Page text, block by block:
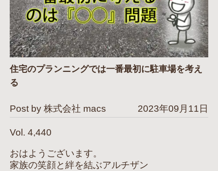
住宅のプランニングでは一番最初に駐車場を考え
る
Post by 株式会社 macs 2023年09月11日
Vol. 4,440
おはようございます。
家族の笑顔と絆を結ぶアルチザン